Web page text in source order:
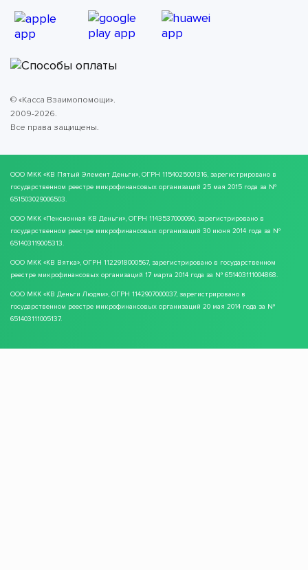
© «Касса Взаимопомощи».
2009-2026.
Все права защищены.
ООО МКК «КВ Пятый Элемент Деньги», ОГРН 1154025001316, зарегистрировано в
государственном реестре микрофинансовых организаций 25 мая 2015 года за №
651503029006503.
ООО МКК «Пенсионная КВ Деньги», ОГРН 1143537000090, зарегистрировано в
государственном реестре микрофинансовых организаций 30 июня 2014 года за №
651403119005313.
ООО МКК «КВ Вятка», ОГРН 1122918000567, зарегистрировано в государственном
реестре микрофинансовых организаций 17 марта 2014 года за № 651403111004868.
ООО МКК «КВ Деньги Людям», ОГРН 1142907000037, зарегистрировано в
государственном реестре микрофинансовых организаций 20 мая 2014 года за №
651403111005137.